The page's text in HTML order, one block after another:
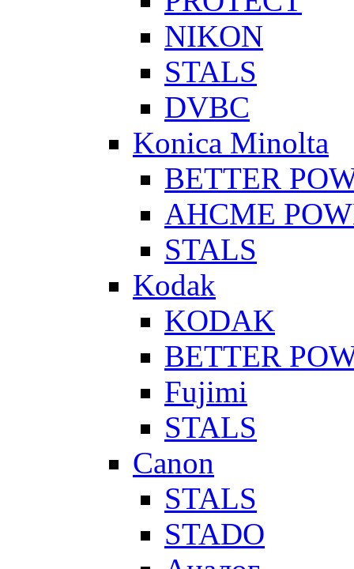
NIKON
STALS
DVBC
Konica Minolta
BETTER
AHCME
STALS
Kodak
KODAK
BETTER
Fujimi
STALS
Canon
STALS
STADO